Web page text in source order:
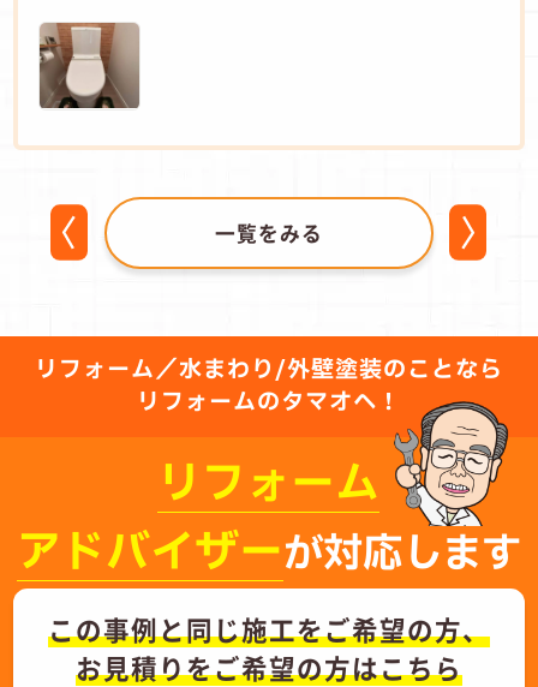
一覧をみる
リフォーム／水まわり/外壁塗装のことなら
リフォームのタマオへ！
リフォーム
アドバイザーが対応します
この事例と同じ施工をご希望の方、
お見積りをご希望の方はこちら